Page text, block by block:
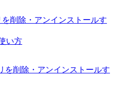
削除・アンインストールす
い方
を削除・アンインストールす